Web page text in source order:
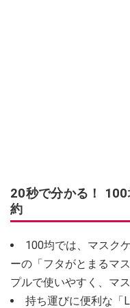
20秒で分かる！
約
100均では、マスク
ーの「フタがとまるマ
プルで使いやすく、マ
持ち運びに便利な「